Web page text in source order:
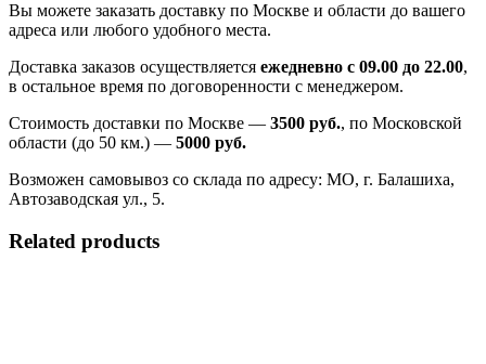
Вы можете заказать доставку по Москве и области до вашего
адреса или любого удобного места.
Доставка заказов осуществляется ежедневно с 09.00 до 22.00,
в остальное время по договоренности с менеджером.
Стоимость доставки по Москве — 3500 руб., по Московской
области (до 50 км.) — 5000 руб.
Возможен самовывоз со склада по адресу: МО, г. Балашиха,
Автозаводская ул., 5.
Related products